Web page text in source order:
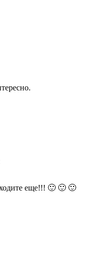
еще!!! 🙂 🙂 🙂